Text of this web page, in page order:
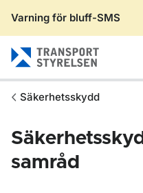
Varning för bluff-SMS
Säkerhetsskydd
samråd